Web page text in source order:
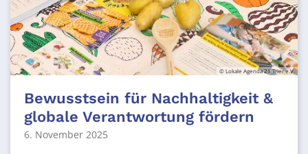
© Lokale Agenda 21 Trier e.V.
Bewusstsein für Nachhaltigkeit &
globale Verantwortung fördern
6. November 2025